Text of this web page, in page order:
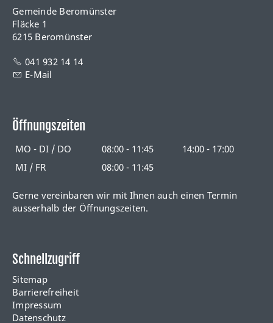
Gemeinde Beromünster
Fläcke 1
6215 Beromünster
041 932 14 14
E-Mail
Öffnungszeiten
MO - DI / DO 08:00 - 11:45
14:00 - 17:00
MI / FR
08:00 - 11:45
Gerne vereinbaren wir mit Ihnen auch einen Termin
ausserhalb der Öffnungszeiten.
Schnellzugriff
Sitemap
Barrierefreiheit
Impressum
Datenschutz